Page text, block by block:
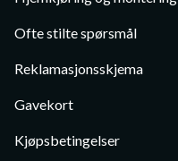
Ofte stilte spørsmål
Reklamasjonsskjema
Gavekort
Kjøpsbetingelser